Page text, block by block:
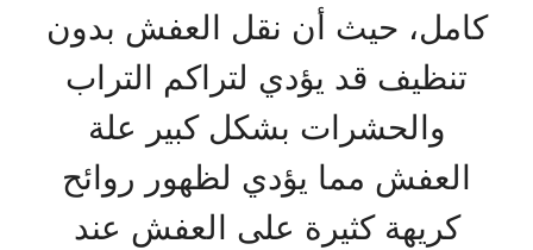
كامل، حيث أن نقل العفش بدون
تنظيف قد يؤدي لتراكم التراب
والحشرات بشكل كبير علة
العفش مما يؤدي لظهور روائح
كريهة كثيرة على العفش عند